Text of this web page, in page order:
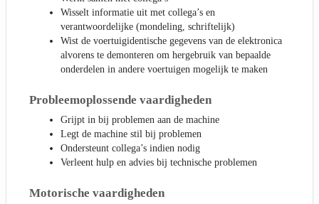
Wisselt informatie uit met collega’s en
verantwoordelijke (mondeling, schriftelijk)
Wist de voertuigidentische gegevens van de elektronica
alvorens te demonteren om hergebruik van bepaalde
onderdelen in andere voertuigen mogelijk te maken
Probleemoplossende vaardigheden
Grijpt in bij problemen aan de machine
Legt de machine stil bij problemen
Ondersteunt collega’s indien nodig
Verleent hulp en advies bij technische problemen
Motorische vaardigheden